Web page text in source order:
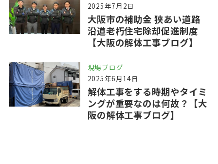
2025年7月2日
大阪市の補助金 狭あい道路
沿道老朽住宅除却促進制度
【大阪の解体工事ブログ】
現場ブログ
2025年6月14日
解体工事をする時期やタイミ
ングが重要なのは何故？【大
阪の解体工事ブログ】